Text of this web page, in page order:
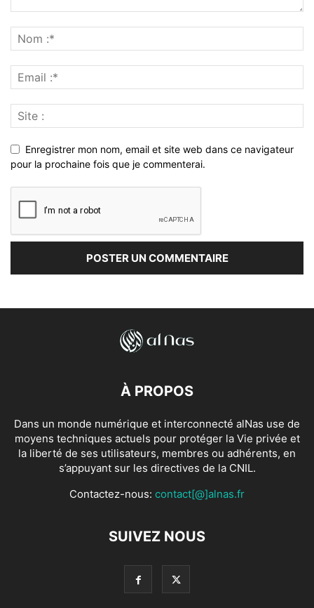
Enregistrer mon nom, email et site web dans ce navigateur
pour la prochaine fois que je commenterai.
À PROPOS
Dans un monde numérique et interconnecté alNas use de
moyens techniques actuels pour protéger la Vie privée et
la liberté de ses utilisateurs, membres ou adhérents, en
s’appuyant sur les directives de la CNIL.
Contactez-nous: contact[@]alnas.fr
SUIVEZ NOUS